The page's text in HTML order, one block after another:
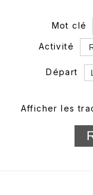
Mot clé
Activité
Départ
Département
Longueur
Afficher les